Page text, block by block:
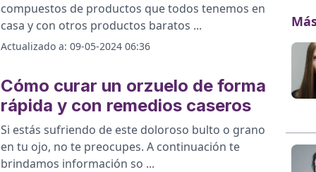
compuestos de productos que todos tenemos en
casa y con otros productos baratos ...
Actualizado a:09-05-2024 06:36
Cómo curar un orzuelo de forma
rápida y con remedios caseros
Si estás sufriendo de este doloroso bulto o grano
en tu ojo, no te preocupes. A continuación te
brindamos información so ...